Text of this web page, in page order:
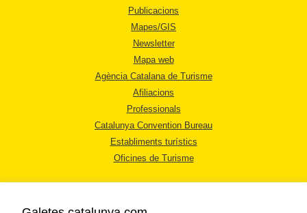
Publicacions
Mapes/GIS
Newsletter
Mapa web
Agència Catalana de Turisme
Afiliacions
Professionals
Catalunya Convention Bureau
Establiments turístics
Oficines de Turisme